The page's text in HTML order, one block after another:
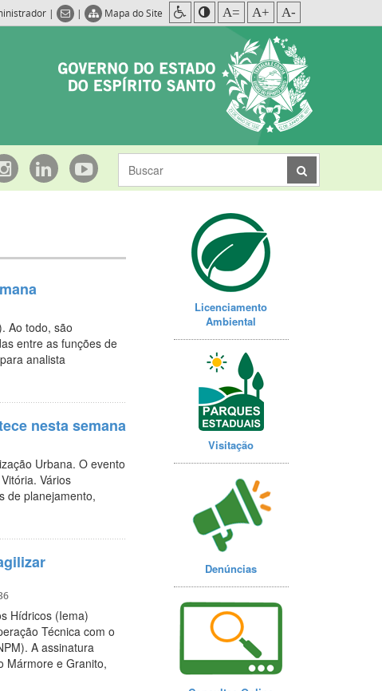
| | Mapa do Site A= A+ A-
Ao todo, são
entre as funções de
analista
nesta semana
Urbana. O evento
Vários
de planejamento,
Hídricos (Iema)
Técnica com o
A assinatura
Mármore e Granito,
Licenciamento
Ambiental
Visitação
Denúncias